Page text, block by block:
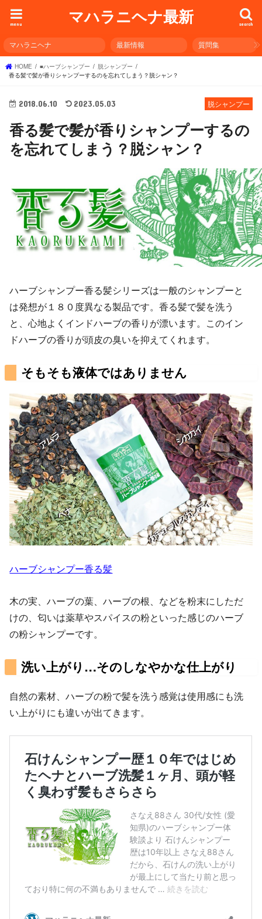
マハラニヘナ最新 search
menu
マハラニヘナ 最新情報 質問集
HOME ■ハーブシャンプー
脱シャンプー
香る髪で髪が香りシャンプーするのを忘れてしまう？脱シャン？
脱シャンプー
2018.06.10 2023.05.03
香る髪で髪が香りシャンプーするの
を忘れてしまう？脱シャン？
ハーブシャンプー香る髪シリーズは一般のシャンプーと
は発想が１８０度異なる製品です。香る髪で髪を洗う
と、心地よくインドハーブの香りが漂います。このイン
ドハーブの香りが頭皮の臭いを抑えてくれます。
そもそも液体ではありません
ハーブシャンプー香る髪
木の実、ハーブの葉、ハーブの根、などを粉末にしただ
けの、匂いは薬草やスパイスの粉といった感じのハーブ
の粉シャンプーです。
洗い上がり…そのしなやかな仕上がり
自然の素材、ハーブの粉で髪を洗う感覚は使用感にも洗
い上がりにも違いが出てきます。